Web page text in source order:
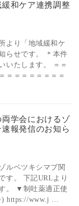
緩和ケア連携調整
より「地域緩和ケ
らせです。 ＊本件
いたします。 ＝＝
＝＝＝＝＝＝＝＝
学会におけるゾ
報発信のお知ら
ルベツキシマブ関
す。 下記URLより
。 ▼制吐薬適正使
) https://www.j …